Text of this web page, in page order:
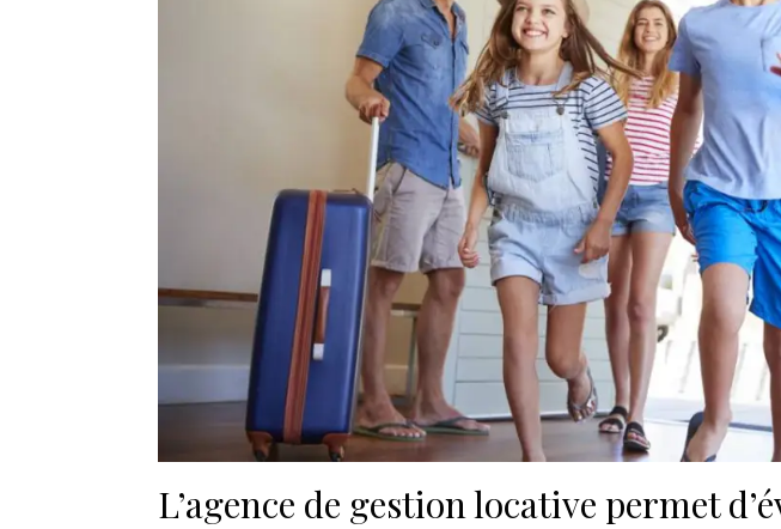
L’agence de gestion locative permet